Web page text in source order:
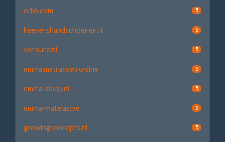
odlo.com 5
keepershandschoenen.nl 5
verisure.nl 5
emma matrassen online 5
emma-sleep.nl 5
emma-matelas.be 5
growingconcepts.nl 5